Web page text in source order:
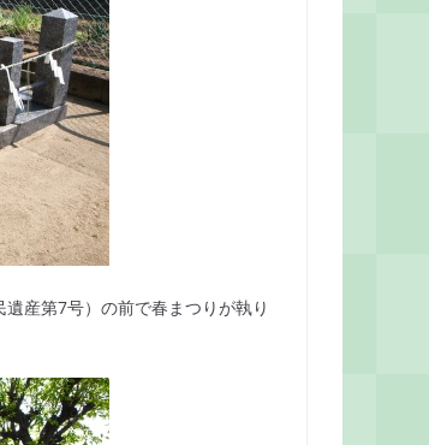
産第7号）の前で春まつりが執り